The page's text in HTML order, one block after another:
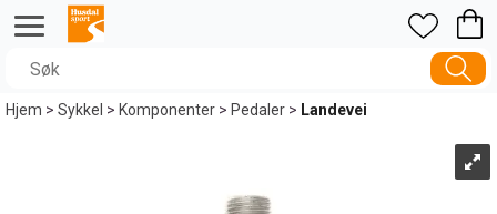
Hjem>Sykkel >Komponenter>Pedaler> Landevei